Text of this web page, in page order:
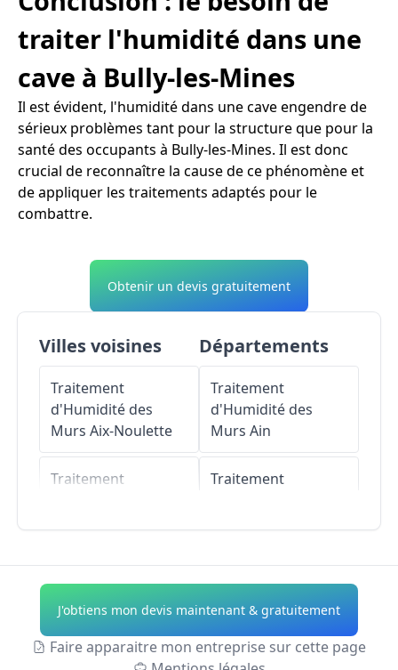
traiter l'humidité dans une
cave à Bully-les-Mines
Il est évident, l'humidité dans une cave engendre de
sérieux problèmes tant pour la structure que pour la
santé des occupants à Bully-les-Mines. Il est donc
crucial de reconnaître la cause de ce phénomène et
de appliquer les traitements adaptés pour le
combattre.
Obtenir un devis gratuitement
Villes voisines
Traitement
d'Humidité des
Murs Aix-Noulette
Traitement
Traitement
d'Humidité des
Murs Angres
Traitement
Départements
Traitement
d'Humidité des
Murs Ain
Traitement
Traitement
d'Humidité des
Murs Allier
Traitement
J'obtiens mon devis maintenant & gratuitement
Faire apparaitre mon entreprise sur cette page